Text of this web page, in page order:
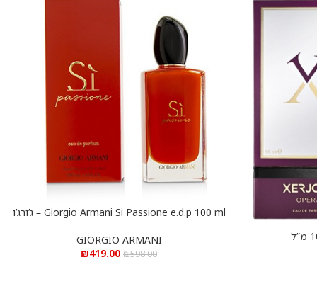
הוספה לסל
Giorgio Armani Si Passione e.d.p 100 ml – ג’ורג’ו
GIORGIO ARMANI
₪598.00
₪419.00